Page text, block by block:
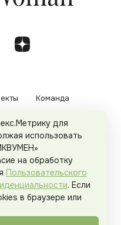
Команда
конфиденциальности
. Все права защищены.
для
использовать
на обработку
Пользовательского
. Если
в браузере или